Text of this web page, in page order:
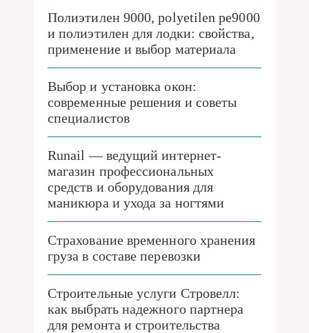
Полиэтилен 9000, polyetilen pe9000
и полиэтилен для лодки: свойства,
применение и выбор материала
Выбор и установка окон:
современные решения и советы
специалистов
Runail — ведущий интернет-
магазин профессиональных
средств и оборудования для
маникюра и ухода за ногтями
Страхование временного хранения
груза в составе перевозки
Строительные услуги Стровелл:
как выбрать надежного партнера
для ремонта и строительства